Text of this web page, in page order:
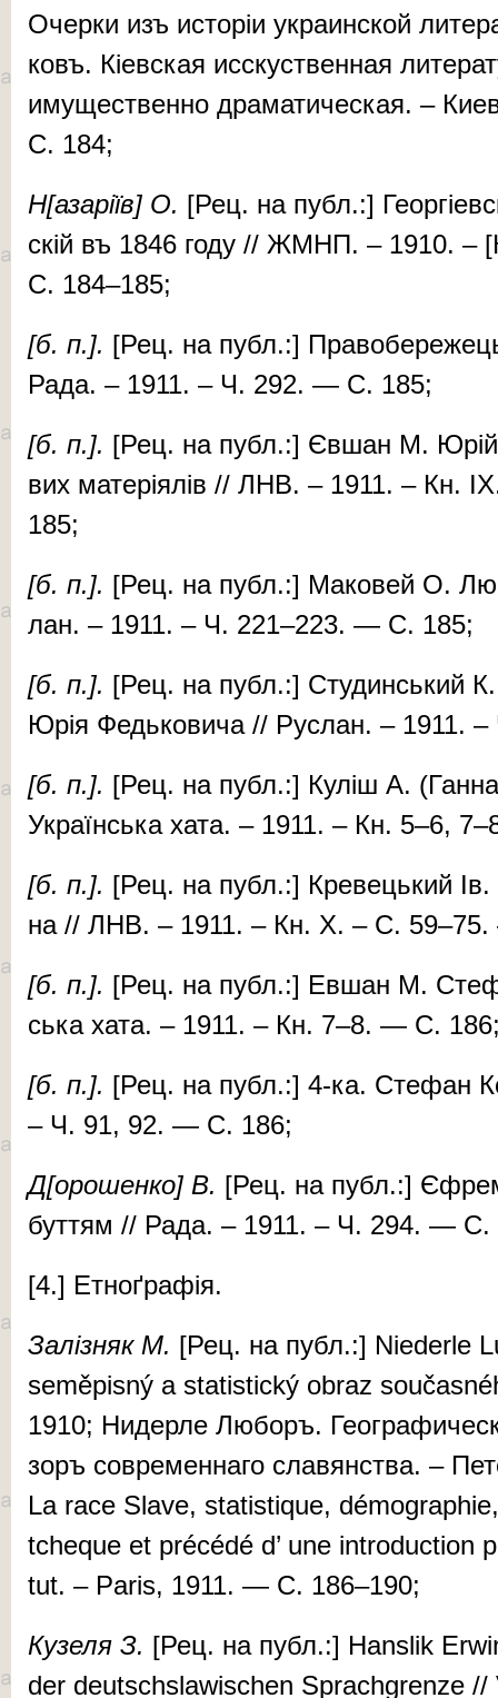
Очер­­ки изъ ис­то­ріи ук­ра­ин­ской
ковъ. Кі­ев­ская исс­кус­твен­ная
и­му­щес­твен­но дра­ма­ти­чес­кая. –
С. 184;
Н[аза­ріїв] О. [Рец. на публ.:]
скій въ 1846 го­ду // ЖМНП. – 1910. –
С. 184–185;
[б. п.]. [Рец. на публ.:]
Ра­да. – 1911. – Ч. 292. — С. 185;
[б. п.]. [Рец. на публ.:] Єв­шан М. Юрій
вих ма­те­рі­я­лів // ЛНВ. – 1911. – Кн.
185;
[б. п.]. [Рец. на публ.:] Ма­ко­вей О.
лан. – 1911. – Ч. 221–223. — С. 185;
[б. п.]. [Рец. на публ.:] Сту­дин­ський К.
Юрія Федь­ко­ви­ча // Рус­лан. – 1911.
[б. п.]. [Рец. на публ.:] Ку­ліш А.
Ук­ра­їн­ська ха­та. – 1911. – Кн. 5–6,
[б. п.]. [Рец. на публ.:] Кре­вець­кий
на // ЛНВ. – 1911. – Кн. X. – C.
[б. п.]. [Рец. на публ.:] Ев­шан М.
ська ха­та. – 1911. – Кн. 7–8. — С.
[б. п.]. [Рец. на публ.:] 4-ка. Сте­фан
– Ч. 91, 92. — С. 186;
Д[оро­шен­ко] В. [Рец. на публ.:]
бут­тям // Ра­­да. – 1911. – Ч. 294. — С.
[4.] Ет­ноґ­ра­фія.
За­ліз­няк М. [Рец. на публ.:] Nie­derle
seměp­isný a sta­tis­tický obraz
1910; Ни­дер­ле Лю­боръ.
зоръ сов­ре­мен­на­го сла­вян­ства. –
La race Slave, sta­tis­ti­que,
tcheque et précédé d’ une in­tro­duc­ti­on
tut. – Paris, 1911. — С. 186–190;
Ку­зе­ля З. [Рец. на публ.:] Hanslik
der deutschslawischen Spra­chgrenze